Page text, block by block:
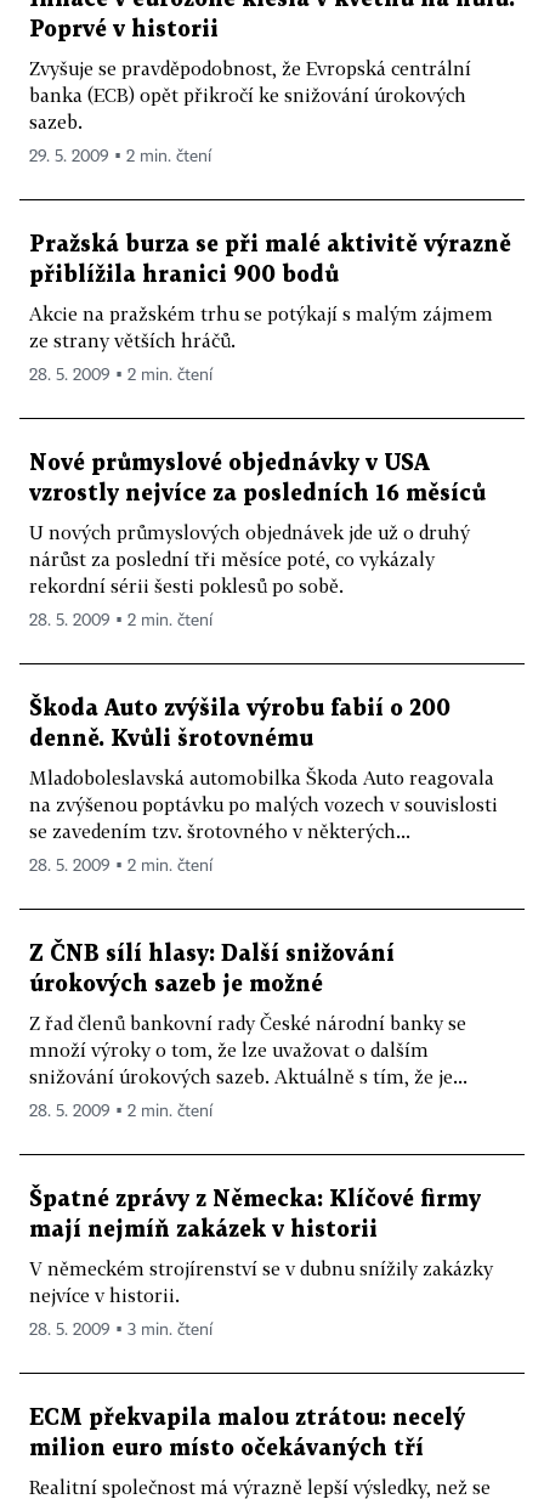
Poprvé v historii
Zvyšuje se pravděpodobnost, že Evropská centrální
banka (ECB) opět přikročí ke snižování úrokových
sazeb.
29. 5. 2009 ▪ 2 min. čtení
Pražská burza se při malé aktivitě výrazně
přiblížila hranici 900 bodů
Akcie na pražském trhu se potýkají s malým zájmem
ze strany větších hráčů.
28. 5. 2009 ▪ 2 min. čtení
Nové průmyslové objednávky v USA
vzrostly nejvíce za posledních 16 měsíců
U nových průmyslových objednávek jde už o druhý
nárůst za poslední tři měsíce poté, co vykázaly
rekordní sérii šesti poklesů po sobě.
28. 5. 2009 ▪ 2 min. čtení
Škoda Auto zvýšila výrobu fabií o 200
denně. Kvůli šrotovnému
Mladoboleslavská automobilka Škoda Auto reagovala
na zvýšenou poptávku po malých vozech v souvislosti
se zavedením tzv. šrotovného v některých...
28. 5. 2009 ▪ 2 min. čtení
Z ČNB sílí hlasy: Další snižování
úrokových sazeb je možné
Z řad členů bankovní rady České národní banky se
množí výroky o tom, že lze uvažovat o dalším
snižování úrokových sazeb. Aktuálně s tím, že je...
28. 5. 2009 ▪ 2 min. čtení
Špatné zprávy z Německa: Klíčové firmy
mají nejmíň zakázek v historii
V německém strojírenství se v dubnu snížily zakázky
nejvíce v historii.
28. 5. 2009 ▪ 3 min. čtení
ECM překvapila malou ztrátou: necelý
milion euro místo očekávaných tří
Realitní společnost má výrazně lepší výsledky, než se